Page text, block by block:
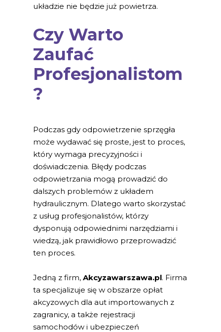
układzie nie będzie już powietrza.
Czy Warto
Zaufać
Profesjonalistom
?
Podczas gdy odpowietrzenie sprzęgła
może wydawać się proste, jest to proces,
który wymaga precyzyjności i
doświadczenia. Błędy podczas
odpowietrzania mogą prowadzić do
dalszych problemów z układem
hydraulicznym. Dlatego warto skorzystać
z usług profesjonalistów, którzy
dysponują odpowiednimi narzędziami i
wiedzą, jak prawidłowo przeprowadzić
ten proces.
Jedną z firm, Akcyzawarszawa.pl. Firma
ta specjalizuje się w obszarze opłat
akcyzowych dla aut importowanych z
zagranicy, a także rejestracji
samochodów i ubezpieczeń